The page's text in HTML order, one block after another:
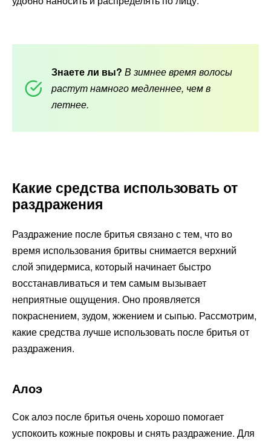
Знаете ли вы? В зимнее время волосы
растут намного медленнее, чем в
летнее.
Какие средства использовать от
раздражения
Раздражение после бритья связано с тем, что во
время использования бритвы снимается верхний
слой эпидермиса, который начинает быстро
восстанавливаться и тем самым вызывает
неприятные ощущения. Оно проявляется
покраснением, зудом, жжением и сыпью. Рассмотрим,
какие средства лучше использовать после бритья от
раздражения.
Алоэ
Сок алоэ после бритья очень хорошо помогает
успокоить кожные покровы и снять раздражение. Для